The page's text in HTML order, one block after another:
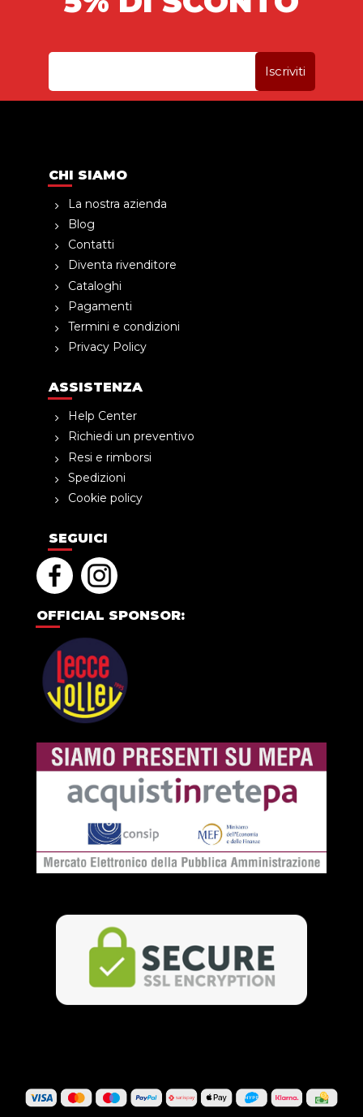
CHI SIAMO
La nostra azienda
Blog
Contatti
Diventa rivenditore
Cataloghi
Pagamenti
Termini e condizioni
Privacy Policy
ASSISTENZA
Help Center
Richiedi un preventivo
Resi e rimborsi
Spedizioni
Cookie policy
SEGUICI
OFFICIAL SPONSOR: